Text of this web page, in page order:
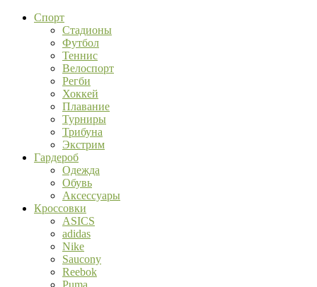
Спорт
Стадионы
Футбол
Теннис
Велоспорт
Регби
Хоккей
Плавание
Турниры
Трибуна
Экстрим
Гардероб
Одежда
Обувь
Аксессуары
Кроссовки
ASICS
adidas
Nike
Saucony
Reebok
Puma